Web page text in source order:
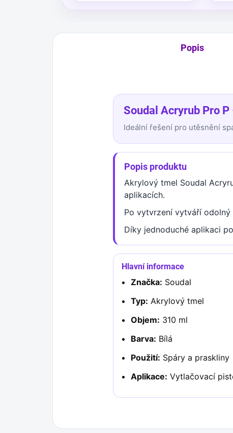
Popis
Soudal Acryrub Pro
Ideální řešení pro utěsnění
Popis produktu
Akrylový tmel Soudal
aplikacích.
Po vytvrzení vytváří
Díky jednoduché aplikaci
Hlavní informace
Značka: Soudal
Typ: Akrylový tmel
Objem: 310 ml
Barva: Bílá
Použití: Spáry a praskliny
Aplikace: Vytlačovací